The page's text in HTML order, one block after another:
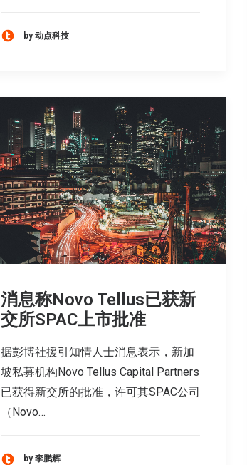
by 动点科技
消息称Novo Tellus已获新
交所SPAC上市批准
据彭博社援引知情人士消息表示，新加
坡私募机构Novo Tellus Capital Partners
已获得新交所的批准，许可其SPAC公司
（Novo…
by 李鹏辉